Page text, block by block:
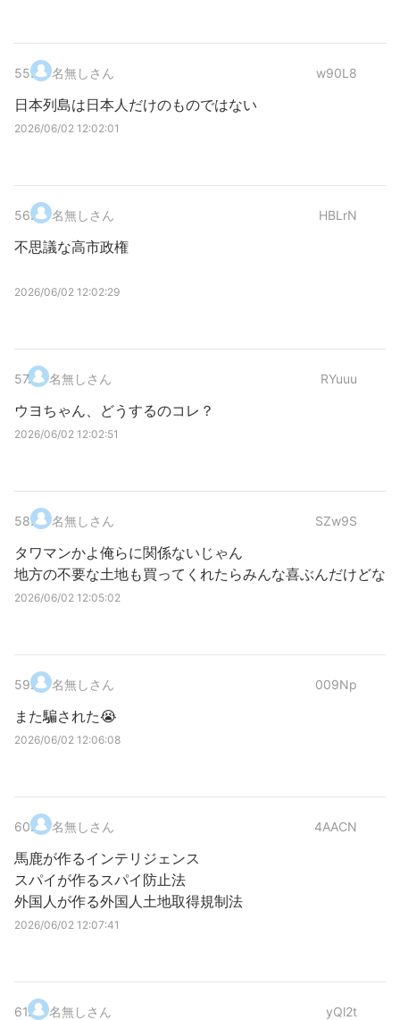
55. 名無しさん w90L8
日本列島は日本人だけのものではない
2026/06/02 12:02:01
56. 名無しさん HBLrN
不思議な高市政権
2026/06/02 12:02:29
57. 名無しさん RYuuu
ウヨちゃん、どうするのコレ？
2026/06/02 12:02:51
58. 名無しさん SZw9S
タワマンかよ俺らに関係ないじゃん
地方の不要な土地も買ってくれたらみんな喜ぶんだけどな
2026/06/02 12:05:02
59. 名無しさん 009Np
また騙された😭
2026/06/02 12:06:08
60. 名無しさん 4AACN
馬鹿が作るインテリジェンス
スパイが作るスパイ防止法
外国人が作る外国人土地取得規制法
2026/06/02 12:07:41
61. 名無しさん yQl2t